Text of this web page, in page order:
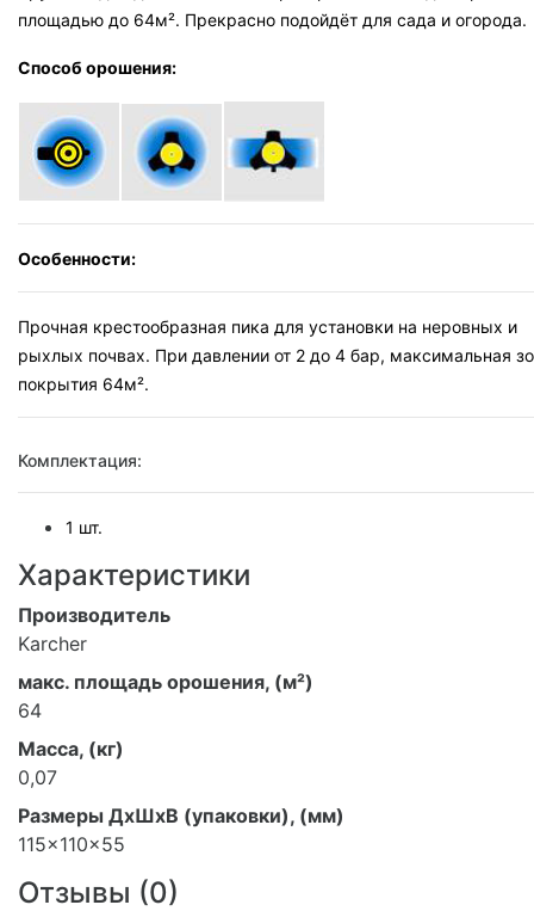
площадью до 64м². Прекрасно подойдёт для сада и огорода.
Способ орошения:
Особенности:
Прочная крестообразная пика для установки на неровных и
рыхлых почвах. При давлении от 2 до 4 бар, максимальная
покрытия 64м².
Комплектация:
1 шт.
Характеристики
Производитель
Karcher
макс. площадь орошения, (м²)
64
Масса, (кг)
0,07
Размеры ДхШхВ (упаковки), (мм)
115x110x55
Отзывы (0)